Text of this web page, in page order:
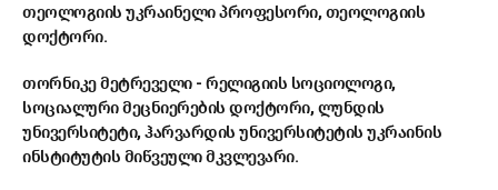
თეოლოგიის უკრაინელი პროფესორი, თეოლოგიის
დოქტორი.
თორნიკე მეტრეველი - რელიგიის სოციოლოგი,
სოციალური მეცნიერების დოქტორი, ლუნდის
უნივერსიტეტი, ჰარვარდის უნივერსიტეტის უკრაინის
ინსტიტუტის მიწვეული მკვლევარი.